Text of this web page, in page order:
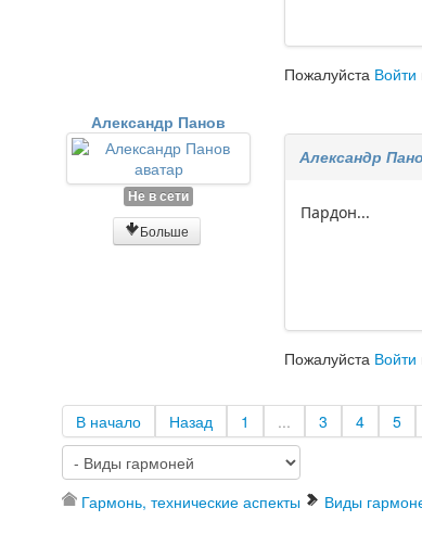
Пожалуйста Войти
Александр Панов
Не в сети
Больше
Александр
Пардон...
Пожалуйста Войти
В начало Назад 1 ... 3 4 5
Гармонь, технические аспекты Виды